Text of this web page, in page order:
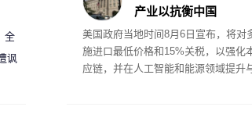
产业以抗衡中国
美国政府当地时间8月6日宣布，将对
施进口最低价格和15%关税，以强化
应链，并在人工智能和能源领域提升
全
讽